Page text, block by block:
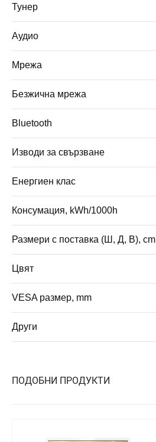
Тунер
Аудио
Мрежа
Безжична мрежа
Bluetooth
Изводи за свързване
Енергиен клас
Консумация, kWh/1000h
Размери с поставка (Ш, Д, В), cm
Цвят
VESA размер, mm
Други
ПОДОБНИ ПРОДУКТИ